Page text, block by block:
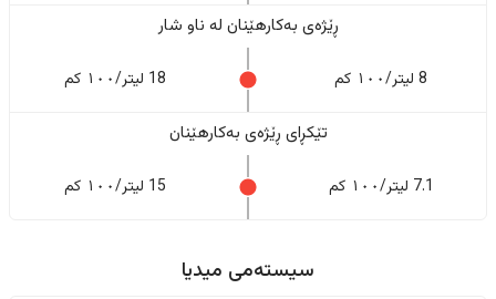
ڕێژەى بەکارهێنان له ناو شار
8 لیتر/١٠٠ کم 18 لیتر/١٠٠ کم
تێکڕای ڕێژەى بەکارهێنان
7.1 لیتر/١٠٠ کم 15 لیتر/١٠٠ کم
سیستەمی میدیا